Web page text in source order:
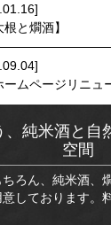
根と燗酒】
ームページリニュ
、純米酒と自
空間
ろん、純米酒、
しております。